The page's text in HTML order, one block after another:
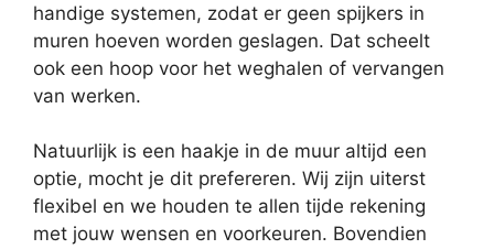
handige systemen, zodat er geen spijkers in
muren hoeven worden geslagen. Dat scheelt
ook een hoop voor het weghalen of vervangen
van werken.
Natuurlijk is een haakje in de muur altijd een
optie, mocht je dit prefereren. Wij zijn uiterst
flexibel en we houden te allen tijde rekening
met jouw wensen en voorkeuren. Bovendien